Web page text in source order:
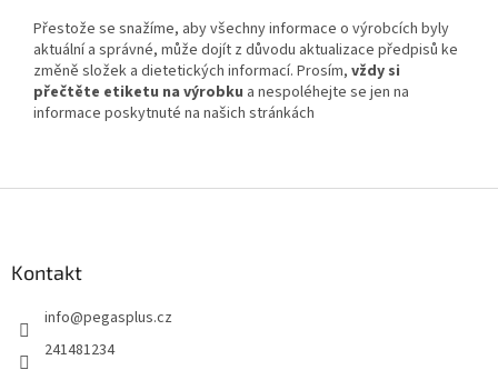
Přestože se snažíme, aby všechny informace o výrobcích byly
aktuální a správné, může dojít z důvodu aktualizace předpisů ke
změně složek a dietetických informací. Prosím, vždy si
přečtěte etiketu na výrobku a nespoléhejte se jen na
informace poskytnuté na našich stránkách
Kontakt
info@pegasplus.cz
241481234